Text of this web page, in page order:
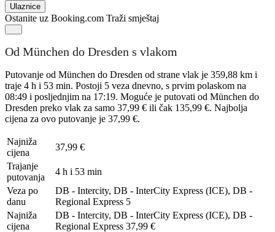
Ulaznice
Ostanite uz Booking.com Traži smještaj
Od München do Dresden s vlakom
Putovanje od München do Dresden od strane vlak je 359,88 km i
traje 4 h i 53 min. Postoji 5 veza dnevno, s prvim polaskom na
08:49 i posljednjim na 17:19. Moguće je putovati od München do
Dresden preko vlak za samo 37,99 € ili čak 135,99 €. Najbolja
cijena za ovo putovanje je 37,99 €.
Najniža
cijena
37,99 €
Trajanje
putovanja
4 h i 53 min
Veza po
danu
DB - Intercity, DB - InterCity Express (ICE), DB -
Regional Express 5
Najniža
cijena
DB - Intercity, DB - InterCity Express (ICE), DB -
Regional Express 37,99 €